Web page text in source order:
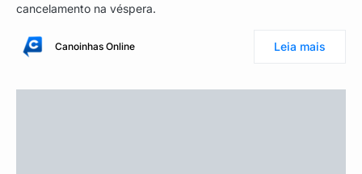
cancelamento na véspera.
Canoinhas Online Leia mais